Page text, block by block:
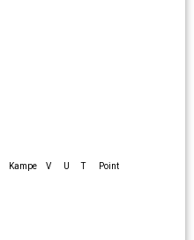
Kampe V U T Point